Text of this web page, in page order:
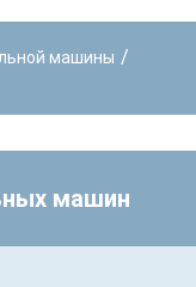
машины /
машин